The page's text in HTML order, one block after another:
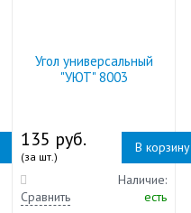
Угол универсальный
"УЮТ" 8003
135 руб.
(за шт.)
В корзину
Сравнить
Наличие:
есть